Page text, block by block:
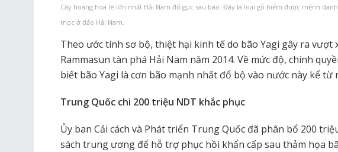
Cây hoàng hoa lê lớn nhất Hải Nam đổ gục sau bão. Đây là loại gỗ hiếm được mệnh
mọc ở đảo Hải Nam.
Theo ước tính sơ bộ, thiệt hại kinh tế do bão Yagi gây ra vượt
Rammasun tàn phá Hải Nam năm 2014. Về mức độ, chính
biết bão Yagi là cơn bão mạnh nhất đổ bộ vào nước này kể từ
Trung Quốc chi 200 triệu NDT khắc phục
Ủy ban Cải cách và Phát triển Trung Quốc đã phân bổ 200
sách trung ương để hỗ trợ phục hồi khẩn cấp sau thảm họa